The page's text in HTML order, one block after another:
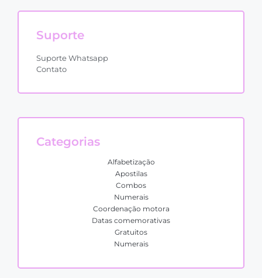
Suporte
Suporte Whatsapp
Contato
Categorias
Alfabetização
Apostilas
Combos
Numerais
Coordenação motora
Datas comemorativas
Gratuitos
Numerais